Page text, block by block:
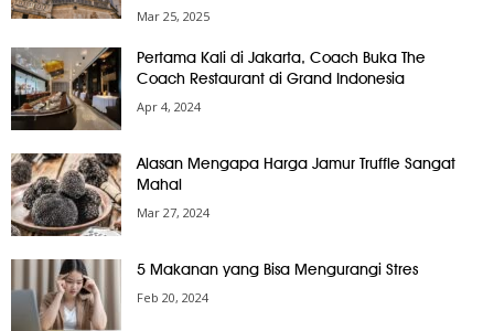
Mar 25, 2025
Pertama Kali di Jakarta, Coach Buka The
Coach Restaurant di Grand Indonesia
Apr 4, 2024
Alasan Mengapa Harga Jamur Truffle Sangat
Mahal
Mar 27, 2024
5 Makanan yang Bisa Mengurangi Stres
Feb 20, 2024